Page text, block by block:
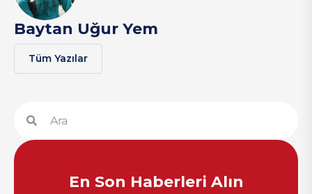
Baytan Uğur Yem
Tüm Yazılar
En Son Haberleri Alın